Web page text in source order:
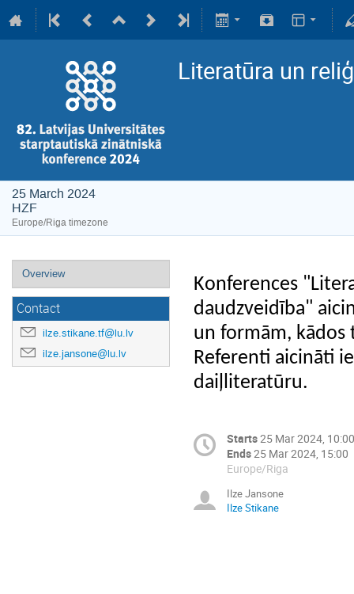
Literatūra un
25 March 2024
HZF
Europe/Riga timezone
Overview
Contact
ilze.stikane.tf@lu.lv
ilze.jansone@lu.lv
Konferences
daudzveidība"
un formām,
Referenti aicināti
daiļliteratūru.
Starts25 Mar 2024, 10:00
Ends25 Mar 2024, 15:00
Europe/Riga
Ilze Jansone
Ilze Stikane